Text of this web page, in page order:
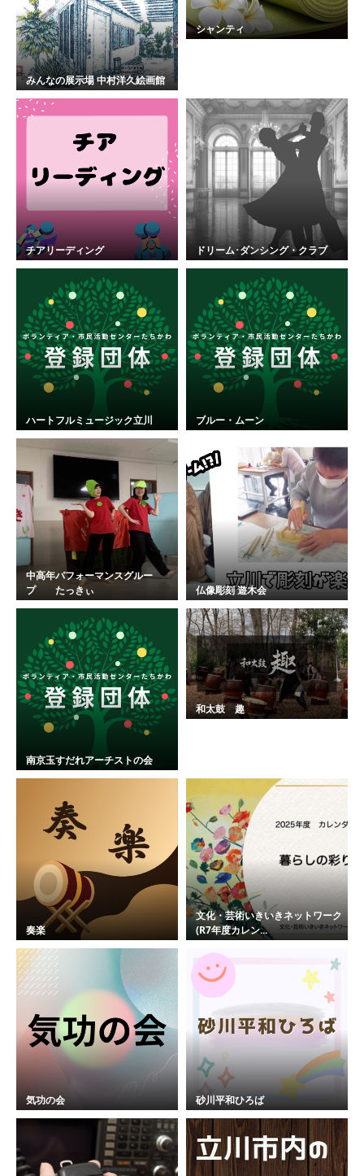
みんなの展示場 中村洋久絵画館
シャンティ
チアリーディング ドリーム･ダンシング・クラブ
ハートフルミュージック立川 ブルー・ムーン
中高年パフォーマンスグルー
プ たっきぃ
仏像彫刻 遊木会
南京玉すだれアーチストの会
和太鼓 趣
奏楽
文化・芸術いきいきネットワーク
(R7年度カレン...
気功の会 砂川平和ひろば